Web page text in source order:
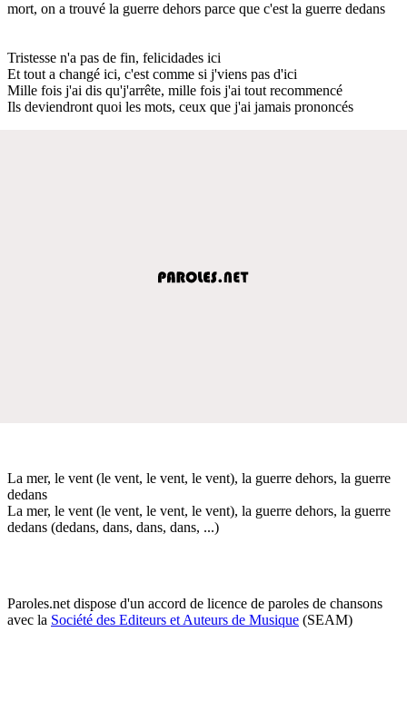
mort, on a trouvé la guerre dehors parce que c'est la guerre dedans
Tristesse n'a pas de fin, felicidades ici
Et tout a changé ici, c'est comme si j'viens pas d'ici
Mille fois j'ai dis qu'j'arrête, mille fois j'ai tout recommencé
Ils deviendront quoi les mots, ceux que j'ai jamais prononcés
La mer, le vent (le vent, le vent, le vent), la guerre dehors, la guerre
dedans
La mer, le vent (le vent, le vent, le vent), la guerre dehors, la guerre
dedans (dedans, dans, dans, dans, ...)
Paroles.net dispose d'un accord de licence de paroles de chansons
avec la Société des Editeurs et Auteurs de Musique (SEAM)